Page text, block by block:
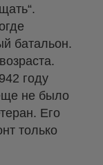
батальон.
году
не было
Его
только